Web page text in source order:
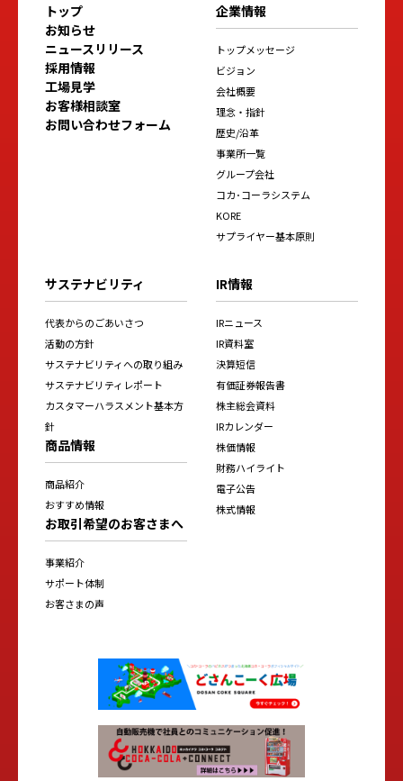
トップ
お知らせ
ニュースリリース
採用情報
工場見学
お客様相談室
お問い合わせフォーム
企業情報
トップメッセージ
ビジョン
会社概要
理念・指針
歴史/沿革
事業所一覧
グループ会社
コカ･コーラシステム
KORE
サプライヤー基本原則
サステナビリティ
代表からのごあいさつ
活動の方針
サステナビリティへの取り組み
サステナビリティレポート
カスタマーハラスメント基本方
針
商品情報
商品紹介
おすすめ情報
お取引希望のお客さまへ
事業紹介
サポート体制
お客さまの声
IR情報
IRニュース
IR資料室
決算短信
有価証券報告書
株主総会資料
IRカレンダー
株価情報
財務ハイライト
電子公告
株式情報